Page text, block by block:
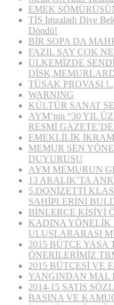
EMEK
TİS İmzaladı Diye
Döndü!
BİR SOPA DA
FAZIL SAY ÇOK
ÜLKEMİZDE
TÜSAK PROVASI !..
WARNING
KÜLTÜR SANAT
AYM’nin “30 YIL
RESMİ
EMEKLİLİK
MEMUR SEN
DUYURUSU
AYM MEMURUN
13 ARALIK’TA
5.DONİZETTİ
SAHİPLERİNİ
BİNLERCE KİŞİYİ
KADINA YÖNELİK
ULUSLARARASI
2015 BÜTÇE
ÖNERİLERİMİZ
2015 BÜTÇESİ VE
YANGINDAN MAL
2014-15 SATIŞ
BASINA VE